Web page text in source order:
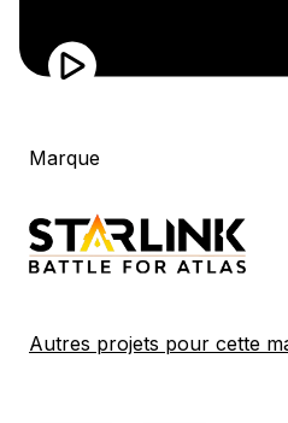
Marque
Autres projets pour cette